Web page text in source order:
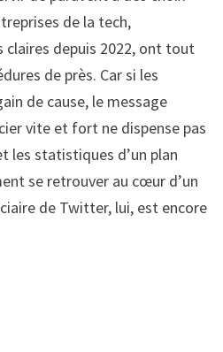
de la tech,
claires depuis 2022, ont tout
de près. Car si les
de cause, le message
vite et fort ne dispense pas
les statistiques d’un plan
se retrouver au cœur d’un
de Twitter, lui, est encore